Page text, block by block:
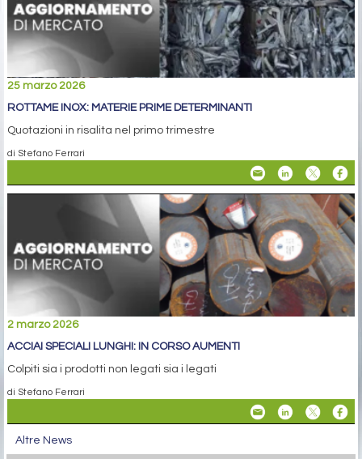
25 marzo 2026
ROTTAME INOX: MATERIE PRIME DETERMINANTI
Quotazioni in risalita nel primo trimestre
di Stefano Ferrari
2 marzo 2026
ACCIAI SPECIALI LUNGHI: IN CORSO AUMENTI
Colpiti sia i prodotti non legati sia i legati
di Stefano Ferrari
Altre News